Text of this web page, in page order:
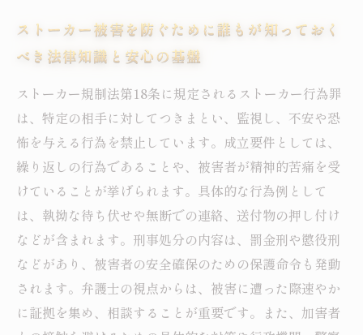
ストーカー被害を防ぐために誰もが知っておく
べき法律知識と安心の基盤
ストーカー規制法第18条に規定されるストーカー行為罪
は、特定の相手に対してつきまとい、監視し、不安や恐
怖を与える行為を禁止しています。成立要件としては、
繰り返しの行為であることや、被害者が精神的苦痛を受
けていることが挙げられます。具体的な行為例として
は、執拗な待ち伏せや無断での連絡、送付物の押し付け
などが含まれます。刑事処分の内容は、罰金刑や懲役刑
などがあり、被害者の安全確保のための保護命令も発動
されます。弁護士の視点からは、被害に遭った際速やか
に証拠を集め、相談することが重要です。また、加害者